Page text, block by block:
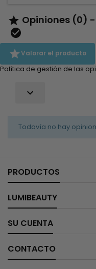
 Opiniones (0)

Valorar el producto
Política de gestión de las

Todavía no hay
PRODUCTOS
LUMIBEAUTY
SU CUENTA
CONTACTO